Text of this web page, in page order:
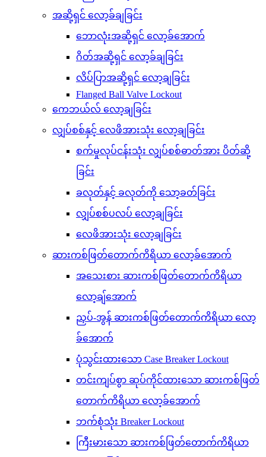
အဆို့ရှင် လော့ခ်ချခြင်း
ဘောလုံးအဆို့ရှင် လော့ခ်အောက်
ဂိတ်အဆို့ရှင် လော့ခ်ချခြင်း
လိပ်ပြာအဆို့ရှင် လော့ချခြင်း
Flanged Ball Valve Lockout
ကေဘယ်လ် လော့ချခြင်း
လျှပ်စစ်နှင့် လေဖိအားသုံး လော့ချခြင်း
စက်မှုလုပ်ငန်းသုံး လျှပ်စစ်ဓာတ်အား ပိတ်ဆို့
ခြင်း
ခလုတ်နှင့် ခလုတ်ကို သော့ခတ်ခြင်း
လျှပ်စစ်ပလပ် လော့ချခြင်း
လေဖိအားသုံး လော့ချခြင်း
ဆားကစ်ဖြတ်တောက်ကိရိယာ လော့ခ်အောက်
အသေးစား ဆားကစ်ဖြတ်တောက်ကိရိယာ
လော့ချ်အောက်
ညှပ်-အွန် ဆားကစ်ဖြတ်တောက်ကိရိယာ လော့
ခ်အောက်
ပုံသွင်းထားသော Case Breaker Lockout
တင်းကျပ်စွာ ဆုပ်ကိုင်ထားသော ဆားကစ်ဖြတ်
တောက်ကိရိယာ လော့ခ်အောက်
ဘက်စုံသုံး Breaker Lockout
ကြီးမားသော ဆားကစ်ဖြတ်တောက်ကိရိယာ